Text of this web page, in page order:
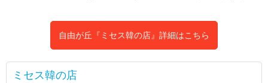
自由が丘『ミセス韓の店』詳細はこちら
ミセス韓の店